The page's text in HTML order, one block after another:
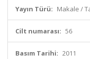
Yayın Türü: Makale /
Cilt numarası: 56
Basım Tarihi: 2011